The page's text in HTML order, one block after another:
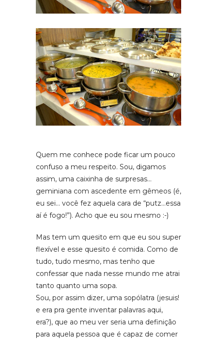
Quem me conhece pode ficar um pouco
confuso a meu respeito. Sou, digamos
assim, uma caixinha de surpresas…
geminiana com ascedente em gêmeos (é,
eu sei… você fez aquela cara de “putz…essa
aí é fogo!”). Acho que eu sou mesmo :-)
Mas tem um quesito em que eu sou super
flexível e esse quesito é comida. Como de
tudo, tudo mesmo, mas tenho que
confessar que nada nesse mundo me atrai
tanto quanto uma sopa.
Sou, por assim dizer, uma sopólatra (jesuis!
e era pra gente inventar palavras aqui,
era?), que ao meu ver seria uma definição
para aquela pessoa que é capaz de comer